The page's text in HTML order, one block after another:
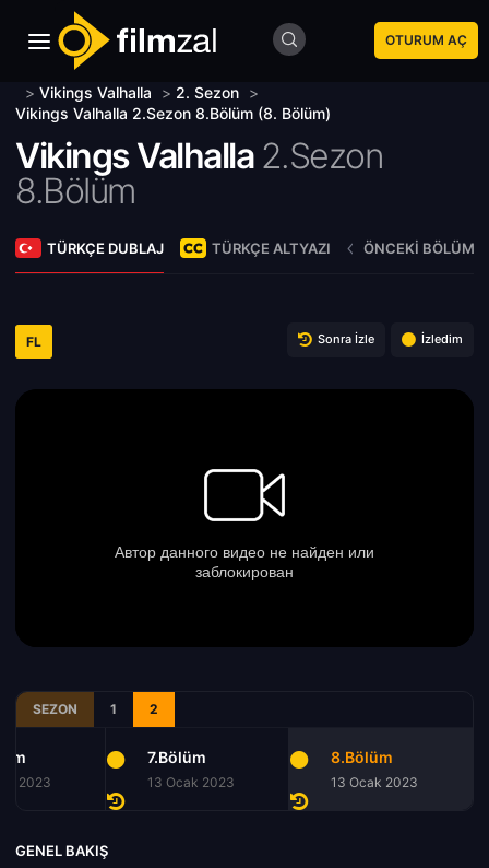
OTURUM AÇ
> Vikings Valhalla > 2. Sezon >
Vikings Valhalla 2.Sezon 8.Bölüm (8. Bölüm)
Vikings Valhalla 2.Sezon
8.Bölüm
TÜRKÇE DUBLAJ TÜRKÇE ALTYAZI ÖNCEKI BÖLÜM
FL Sonra İzle İzledim
SEZON 1 2
2023
7.Bölüm
13 Ocak 2023
8.Bölüm
13 Ocak 2023
GENEL BAKIŞ